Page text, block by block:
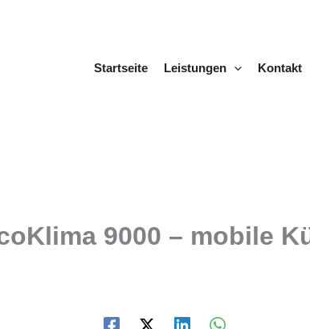
Startseite
Leistungen Kontakt
9000 – mobile